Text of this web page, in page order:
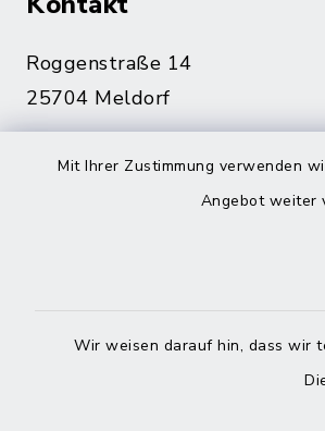
Mit Ihrer Zustimmung verwenden
Angebot weiter
Wir weisen darauf hin, dass wir
Roggenstraße 14
25704 Meldorf
04832 6065-215